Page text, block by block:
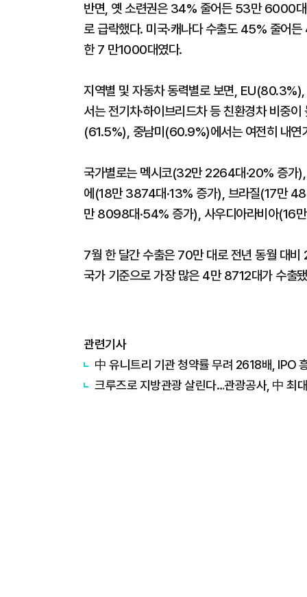
반면, 옛 소련권은 34% 줄어든 53만 6000
로 급락했다. 미국·캐나다 수출도 45% 줄어
한 7 만1000대였다.
지역별 및 자동차 동력별로 보면,
서는 전기차·하이브리드차 등 친환경차 비
(61.5%), 중남미(60.9%)에서는 여전히 내연
국가별로는 멕시코(32만 2264대·20% 증가
에(18만 3874대·13% 증가), 브라질(17만
만 8098대·54% 증가), 사우디아라비아(16
7월 한 달간 수출은 70만 대로 전년 동월 대
국가 기준으로 가장 많은 4만 8712대가 수출
관련기사
中 유니트리 기관 청약률 무려 2618배, IPO
크루즈로 지방관광 살린다…관광공사, 中 최